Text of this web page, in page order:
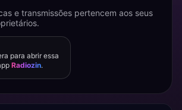
e transmissões pertencem aos seus
para abrir essa
Radiozin.